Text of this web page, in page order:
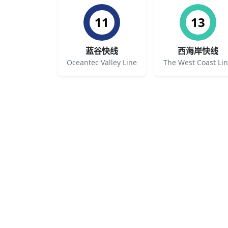
11
蓝谷快线
Oceantec Valley Line
13
西海岸快线
The West Coast